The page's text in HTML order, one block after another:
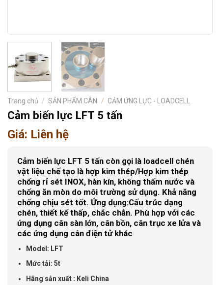
Trang chủ / SẢN PHẨM CÂN / CẢM ỨNG LỰC - LOADCELL
Cảm biến lực LFT 5 tấn
Giá: Liên hệ
Cảm biến lực LFT 5 tấn còn gọi là loadcell chén
vật liệu chế tạo là hợp kim thép/Hợp kim thép
chống rỉ sét INOX, hàn kín, không thấm nước và
chống ăn mòn do môi trường sử dụng. Khả năng
chống chịu sét tốt. Ứng dụng:Cấu trúc dạng
chén, thiết kế thấp, chắc chắn. Phù hợp với các
ứng dụng cân sàn lớn, cân bồn, cân trục xe lửa và
các ứng dụng cân điện tử khác
Model: LFT
Mức tải: 5t
Hãng sản xuất : Keli China